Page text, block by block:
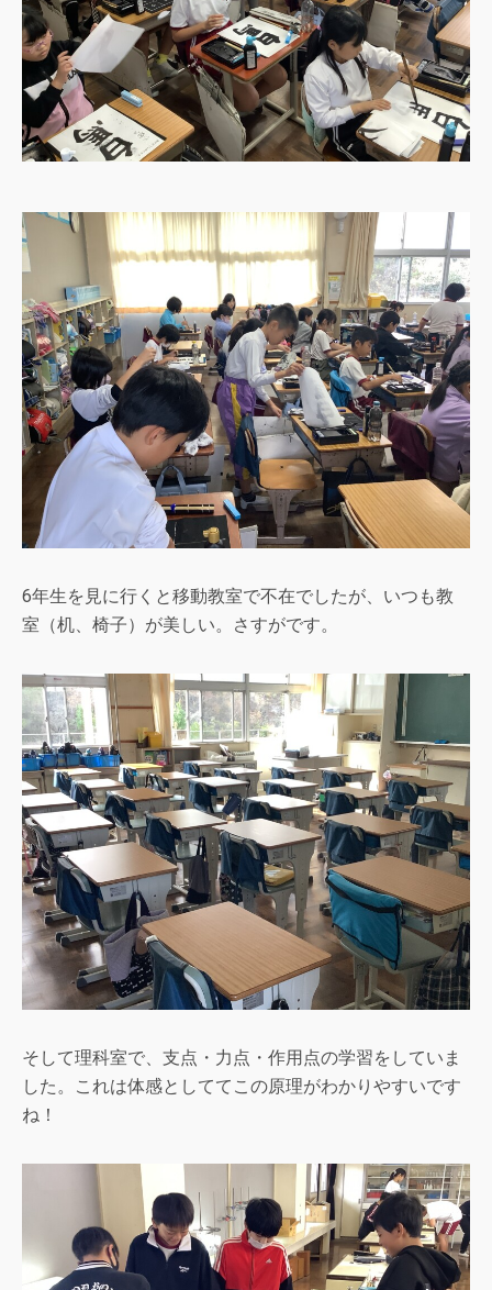
6年生を見に行くと移動教室で不在でしたが、いつも教
室（机、椅子）が美しい。さすがです。
そして理科室で、支点・力点・作用点の学習をしていま
した。これは体感としててこの原理がわかりやすいです
ね！